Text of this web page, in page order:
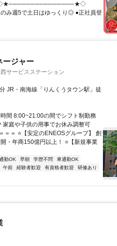
／ ◇★───────────────★◇
み週5で土日はゆっくり◎ ●正社員登
ージャー
サービスステーション
JR・南海線「りんくうタウン駅」徒
間 8:00~21:00の間でシフト制勤務
家庭や子供の用事でお休み調整可
＝ ⭐【安定のENEOSグループ】 創
・年商150億円以上！ ⭐【新規事業
勤OK 早朝 学歴不問
車通勤OK
午前 経験者歓迎 有資格者歓迎
研修あり